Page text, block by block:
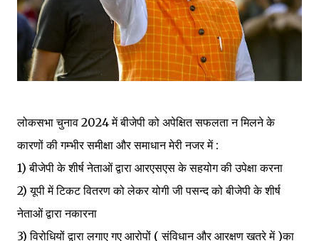
लोकसभा चुनाव 2024 में बीजेपी को अपेक्षित सफलता न मिलने के
कारणों की गम्भीर समीक्षा और समाधान मेरी नजर में :
1) बीजेपी के शीर्ष नेताओं द्वारा आरएसएस के सहयोग की उपेक्षा करना
2) यूपी में टिकट वितरण को लेकर योगी जी पसन्द को बीजेपी के शीर्ष
नेताओं द्वारा नकारना
3) विरोधियों द्वारा लगाए गए आरोपों ( संविधान और आरक्षण खतरे में )का